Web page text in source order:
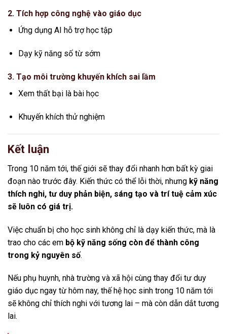
2. Tích hợp công nghệ vào giáo dục
Ứng dụng AI hỗ trợ học tập
Dạy kỹ năng số từ sớm
3. Tạo môi trường khuyến khích sai lầm
Xem thất bại là bài học
Khuyến khích thử nghiệm
Kết luận
Trong 10 năm tới, thế giới sẽ thay đổi nhanh hơn bất kỳ giai
đoạn nào trước đây. Kiến thức có thể lỗi thời, nhưng kỹ năng
thích nghi, tư duy phản biện, sáng tạo và trí tuệ cảm xúc
sẽ luôn có giá trị.
Việc chuẩn bị cho học sinh không chỉ là dạy kiến thức, mà là
trao cho các em bộ kỹ năng sống còn để thành công
trong kỷ nguyên số.
Nếu phụ huynh, nhà trường và xã hội cùng thay đổi tư duy
giáo dục ngay từ hôm nay, thế hệ học sinh trong 10 năm tới
sẽ không chỉ thích nghi với tương lai – mà còn dẫn dắt tương
lai.